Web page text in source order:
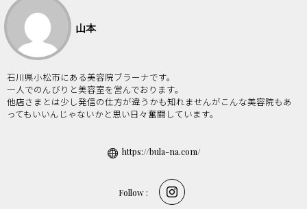
山本
石川県小松市にある美容院ブラーナです。
一人でのんびりと美容室を営んでおります。
他店さまとは少し発信の仕方が違うかも知れませんがこんな美容院もあ
ってもいいんじゃないかと思い日々奮闘しています。
https://bula-na.com/
Follow :